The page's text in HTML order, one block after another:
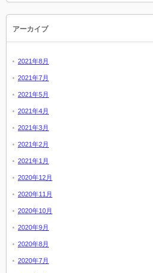
アーカイブ
2021年8月
2021年7月
2021年5月
2021年4月
2021年3月
2021年2月
2021年1月
2020年12月
2020年11月
2020年10月
2020年9月
2020年8月
2020年7月